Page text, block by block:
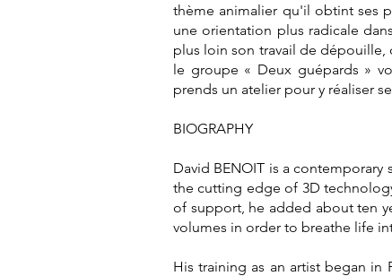
thème animalier qu'il obtint ses
une orientation plus radicale
plus loin son travail de dépouille,
le groupe « Deux guépards »
prends un atelier pour y réaliser
BIOGRAPHY
David BENOIT is a
the cutting edge of 3D
of support, he added about ten
volumes in order to breathe life
His training as an artist began in